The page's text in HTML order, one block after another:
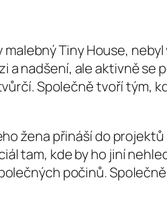
Tiny House, nebyl
nadšení, ale aktivně se
Společně tvoří tým,
žena přináší do
tam, kde by ho jiní
počinů.